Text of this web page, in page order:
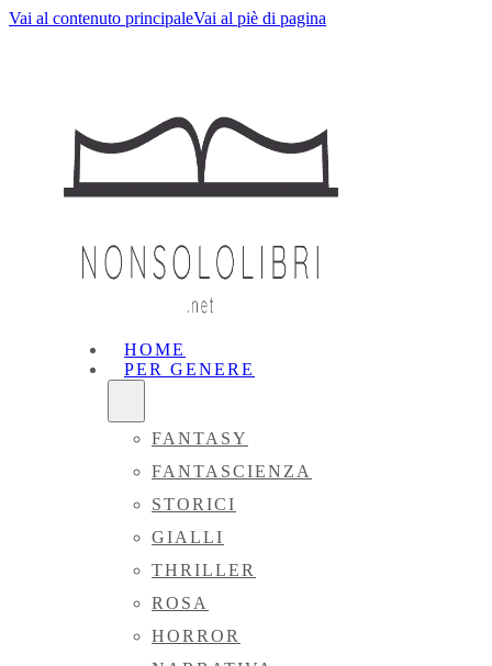
Vai al contenuto principaleVai al piè di pagina
HOME
PER GENERE
FANTASY
FANTASCIENZA
STORICI
GIALLI
THRILLER
ROSA
HORROR